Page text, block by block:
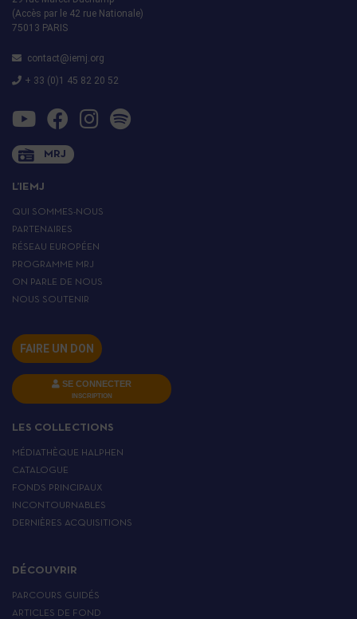
(Accès par le 42 rue Nationale)
75013 PARIS
contact@iemj.org
+ 33 (0)1 45 82 20 52
MRJ
L’IEMJ
QUI SOMMES-NOUS
PARTENAIRES
RÉSEAU EUROPÉEN
PROGRAMME MRJ
ON PARLE DE NOUS
NOUS SOUTENIR
FAIRE UN DON
SE CONNECTER
INSCRIPTION
LES COLLECTIONS
MÉDIATHÈQUE HALPHEN
CATALOGUE
FONDS PRINCIPAUX
INCONTOURNABLES
DERNIÈRES ACQUISITIONS
DÉCOUVRIR
PARCOURS GUIDÉS
ARTICLES DE FOND